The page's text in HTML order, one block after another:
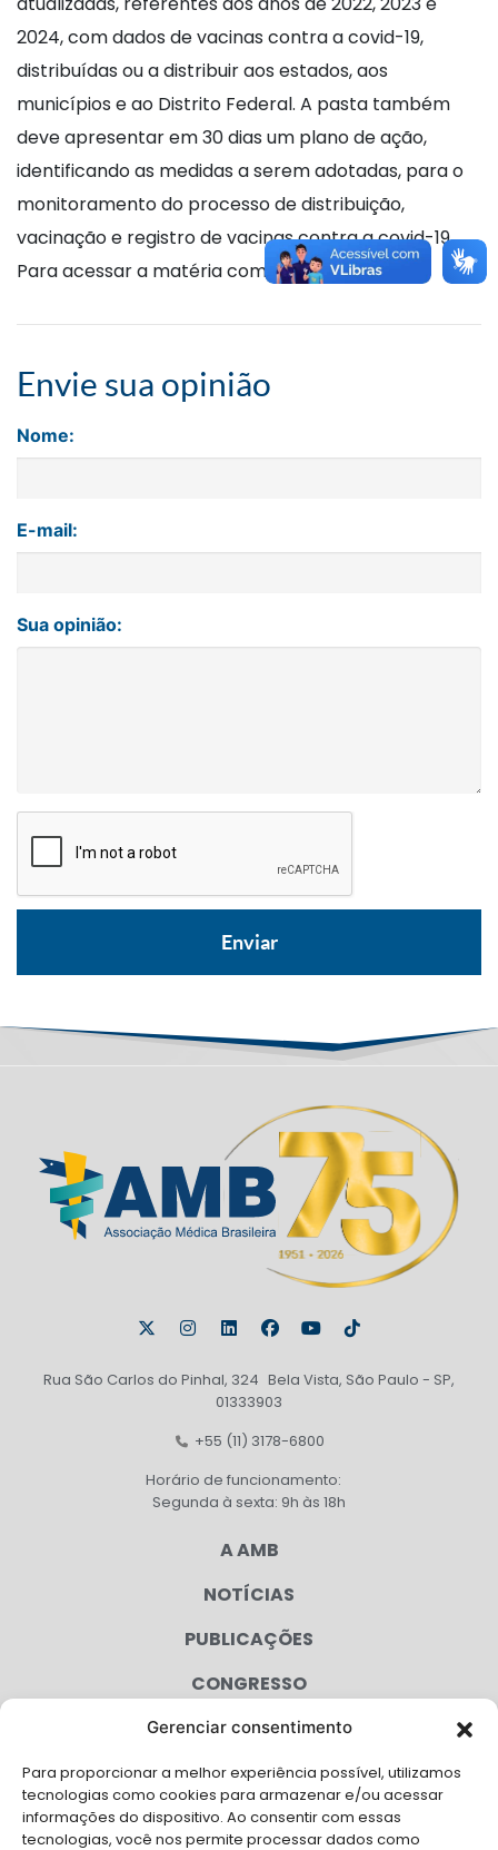
Gerenciar consentimento
Para proporcionar a melhor experiência possível, utilizamos
tecnologias como cookies para armazenar e/ou acessar
informações do dispositivo. Ao consentir com essas
tecnologias, você nos permite processar dados como
2024, com dados de vacinas contra a covid-19,
distribuídas ou a distribuir aos estados, aos
municípios e ao Distrito Federal. A pasta também
deve apresentar em 30 dias um plano de ação,
identificando as medidas a serem adotadas, para o
monitoramento do processo de distribuição,
vacinação e registro de vacinas contra a covid-19.
Para acessar a matéria completa, cliqueaqui
Envie sua opinião
Nome:
E-mail:
Sua opinião:
Rua São Carlos do Pinhal, 324 Bela Vista, São Paulo - SP,
01333903
+55 (11) 3178-6800
Horário de funcionamento:
Segunda à sexta: 9h às 18h
A AMB
NOTÍCIAS
PUBLICAÇÕES
CONGRESSO
AGENDA
CAMPANHAS
SERVIÇOS